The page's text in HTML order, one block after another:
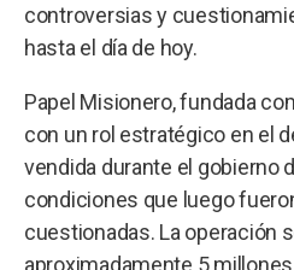
controversias y
hasta el día de hoy.
Papel Misionero, fundada
con un rol estratégico en el
vendida durante el gobierno
condiciones que luego
cuestionadas. La operación
aproximadamente 5